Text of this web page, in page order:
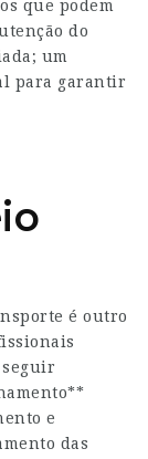
que podem
do
um
para garantir
é outro
e
das